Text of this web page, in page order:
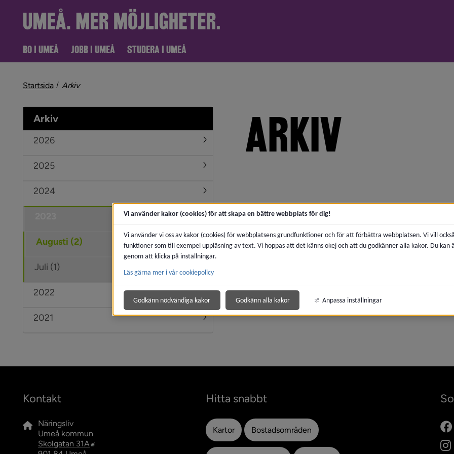
BO I UMEÅ JOBB I UMEÅ STUDERA I UMEÅ
Startsida Arkivnivå i brödsmulenavigeringen
Arkiv
2026 Undermeny för 2026
2025 Undermeny för 2025
2024 Undermeny för 2024
Undermeny för 2023
Augusti (2)
Juli (1)
2022 Undermeny för 2022
2021 Undermeny för 2021
ARKIV
Kontakt
Näringsliv
Umeå kommun
Skolgatan 31A Länk till annan webbplats, öppnas i nytt fönster.
Hitta snabbt
Kartor Bostadsområden
Vi använder kakor (cookies) för att skapa en bättre webbplats för dig!
Vi använder vi oss av kakor (cookies) för webbplatsens grundfunktioner och för att förbättra webbplatsen. Vi vill
funktioner som till exempel uppläsning av text. Vi hoppas att det känns okej och att du godkänner alla kakor. Du kan
genom att klicka på inställningar.
Läs gärna mer i vår cookiepolicy
Godkänn nödvändiga kakor Godkänn alla kakor Anpassa inställningar